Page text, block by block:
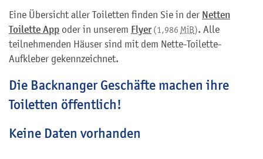
Eine Übersicht aller Toiletten finden Sie in der Netten
Toilette App oder in unserem Flyer(1,986 MiB). Alle
teilnehmenden Häuser sind mit dem Nette-Toilette-
Aufkleber gekennzeichnet.
Die Backnanger Geschäfte machen ihre
Toiletten öffentlich!
Keine Daten vorhanden